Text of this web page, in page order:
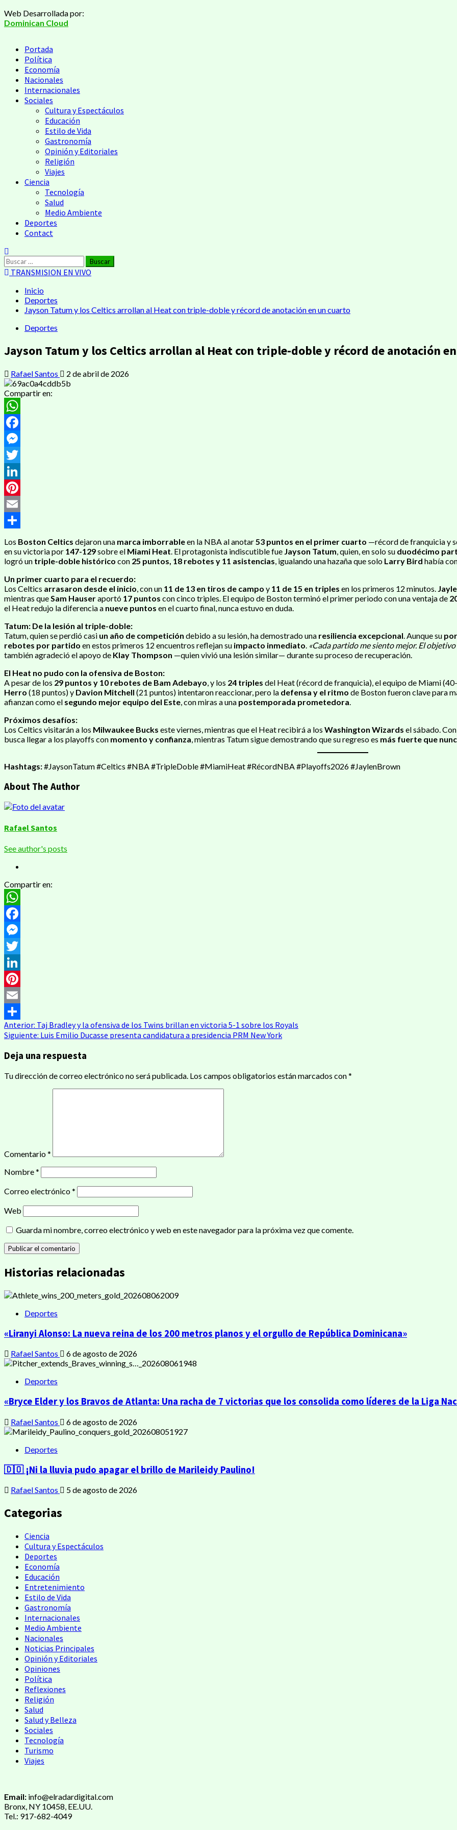
Saltar
al
Web Desarrollada por:
Dominican Cloud
Menú
principal
Portada
Política
Economía
Nacionales
Internacionales
Sociales
Cultura y Espectáculos
Educación
Estilo de Vida
Gastronomía
Opinión y Editoriales
Religión
Viajes
Ciencia
Tecnología
Salud
Medio Ambiente
Deportes
Contact
Buscar:
TRANSMISION EN VIVO
Inicio
Deportes
Jayson Tatum y los Celtics arrollan al Heat con triple-doble y récord de anotación en un cuarto
Deportes
Jayson Tatum y los Celtics arrollan al Heat con triple-doble y récord de anotación
Rafael Santos
2 de abril de 2026
Compartir en:
WhatsApp
Facebook
Messenger
Twitter
LinkedIn
Pinterest
Email
Los Boston Celtics dejaron una marca imborrableen la NBA al anotar53 puntos en el primer cuarto —récord de franquicia y
en su victoria por 147-129sobre el Miami Heat. El protagonista indiscutible fue Jayson Tatum, quien, en solo su duodécimo
logró un triple-doble histórico con 25 puntos, 18 rebotes y 11 asistencias, igualando una hazaña que solo Larry Bird había
Un primer cuarto para el recuerdo:
Los Celtics arrasaron desde el inicio, con un 11 de 13 en tiros de campo y 11 de 15 en triples en los primeros 12 minutos.
mientras queSam Hauseraportó 17 puntos con cinco triples. El equipo de Boston terminó el primer periodo con una ventaja de
el Heat redujo la diferencia a nueve puntos en el cuarto final, nunca estuvo en duda.
Tatum: De la lesión al triple-doble:
Tatum, quien se perdió casi un año de competición debido a su lesión, ha demostrado una resiliencia excepcional. Aunque su
rebotes por partido en estos primeros 12 encuentros reflejan su impacto inmediato. «Cada partido me siento mejor. El
también agradeció el apoyo de Klay Thompson —quien vivió una lesión similar— durante su proceso de recuperación.
El Heat no pudo con la ofensiva de Boston:
A pesar de los 29 puntos y 10 rebotes de Bam Adebayo, y los 24 triples del Heat (récord de franquicia), el equipo de Miami
Herro (18 puntos) y Davion Mitchell (21 puntos) intentaron reaccionar, pero la defensa y el ritmo de Boston fueron clave para
afianzan como el segundo mejor equipo del Este, con miras a una postemporada prometedora.
Próximos desafíos:
Los Celtics visitarán a los Milwaukee Bucks este viernes, mientras que el Heat recibirá a los Washington Wizards el sábado.
busca llegar a los playoffs con momento y confianza, mientras Tatum sigue demostrando que su regreso es más fuerte que
Hashtags:#JaysonTatum #Celtics #NBA #TripleDoble #MiamiHeat #RécordNBA #Playoffs2026 #JaylenBrown
About The Author
Rafael Santos
See author's posts
Compartir en:
WhatsApp
Facebook
Messenger
Twitter
LinkedIn
Pinterest
Email
Compartir
Navegación
de
entradas
Anterior: Taj Bradley y la ofensiva de los Twins brillan en victoria 5-1 sobre los Royals
Siguiente: Luis Emilio Ducasse presenta candidatura a presidencia PRM New York
Deja una respuesta
Tu dirección de correo electrónico no será publicada. Los campos obligatorios están marcados con*
Comentario*
Nombre*
Correo electrónico*
Web
Guarda mi nombre, correo electrónico y web en este navegador para la próxima vez que comente.
Historias relacionadas
Deportes
«Liranyi Alonso: La nueva reina de los 200 metros planos y el orgullo de República Dominicana»
Rafael Santos 6 de agosto de 2026
Deportes
«Bryce Elder y los Bravos de Atlanta: Una racha de 7 victorias que los consolida como líderes de la Liga
Rafael Santos 6 de agosto de 2026
Deportes
🇩🇴 ¡Ni la lluvia pudo apagar el brillo de Marileidy Paulino!
Rafael Santos 5 de agosto de 2026
Categorias
Ciencia
Cultura y Espectáculos
Deportes
Economía
Educación
Entretenimiento
Estilo de Vida
Gastronomía
Internacionales
Medio Ambiente
Nacionales
Noticias Principales
Opinión y Editoriales
Opiniones
Política
Reflexiones
Religión
Salud
Salud y Belleza
Sociales
Tecnología
Turismo
Viajes
Email: info@elradardigital.com
Bronx, NY 10458, EE.UU.
Tel.: 917-682-4049